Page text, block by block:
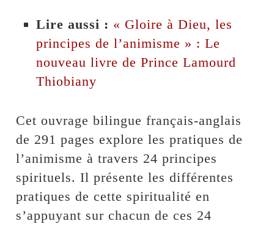
Lire aussi : « Gloire à Dieu, les
principes de l’animisme » : Le
nouveau livre de Prince Lamourd
Thiobiany
Cet ouvrage bilingue français-anglais
de 291 pages explore les pratiques de
l’animisme à travers 24 principes
spirituels. Il présente les différentes
pratiques de cette spiritualité en
s’appuyant sur chacun de ces 24